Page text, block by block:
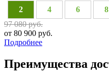
2
4 6 8
97 080 руб.
от 80 900 руб.
Подробнее
Преимущества